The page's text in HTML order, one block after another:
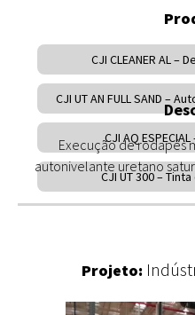
CJI CLEANER AL –
CJI UT AN FULL SAND –
CJI AQ
CJI UT 300 –
Execução de rodapés
autonivelante uretano
Projeto: